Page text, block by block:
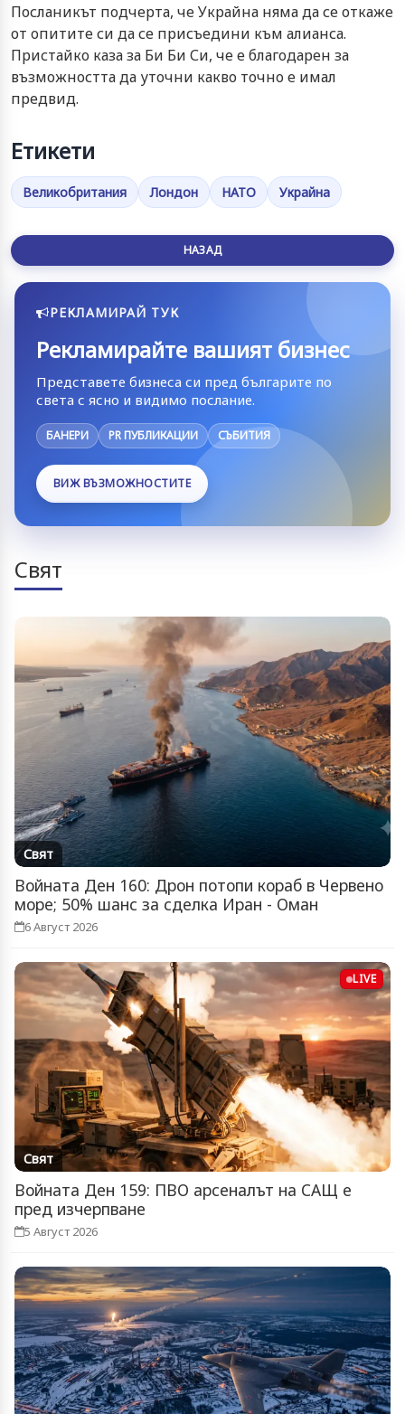
Посланикът подчерта, че Украйна няма да се откаже
от опитите си да се присъедини към алианса.
Пристайко каза за Би Би Си, че е благодарен за
възможността да уточни какво точно е имал
предвид.
Етикети
Великобритания Лондон НАТО Украйна
НАЗАД
РЕКЛАМИРАЙ ТУК
Рекламирайте вашият бизнес
Представете бизнеса си пред българите по
света с ясно и видимо послание.
БАНЕРИ PR ПУБЛИКАЦИИ СЪБИТИЯ
ВИЖ ВЪЗМОЖНОСТИТЕ
Свят
Свят
Войната Ден 160: Дрон потопи кораб в Червено
море; 50% шанс за сделка Иран - Оман
6 Август 2026
LIVE
Свят
Войната Ден 159: ПВО арсеналът на САЩ е
пред изчерпване
5 Август 2026